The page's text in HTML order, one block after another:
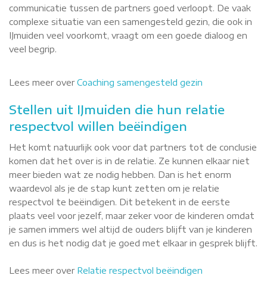
communicatie tussen de partners goed verloopt. De vaak
complexe situatie van een samengesteld gezin, die ook in
IJmuiden veel voorkomt, vraagt om een goede dialoog en
veel begrip.
Lees meer overCoaching samengesteld gezin
Stellen uit IJmuiden die hun relatie
respectvol willen beëindigen
Het komt natuurlijk ook voor dat partners tot de conclusie
komen dat het over is in de relatie. Ze kunnen elkaar niet
meer bieden wat ze nodig hebben. Dan is het enorm
waardevol als je de stap kunt zetten om je relatie
respectvol te beëindigen. Dit betekent in de eerste
plaats veel voor jezelf, maar zeker voor de kinderen omdat
je samen immers wel altijd de ouders blijft van je kinderen
en dus is het nodig dat je goed met elkaar in gesprek blijft.
Lees meer over Relatie respectvol beëindigen